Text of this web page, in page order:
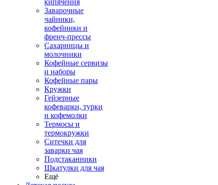
кипячения
Заварочные
чайники,
кофейники и
френч-прессы
Сахарницы и
молочники
Кофейные сервизы
и наборы
Кофейные пары
Кружки
Гейзерные
кофеварки, турки
и кофемолки
Термосы и
термокружки
Ситечки для
заварки чая
Подстаканники
Шкатулки для чая
Ещё